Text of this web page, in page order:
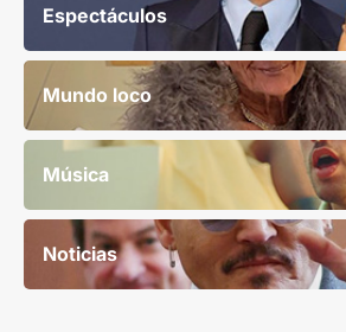
Espectáculos
Mundo loco
Música
Noticias